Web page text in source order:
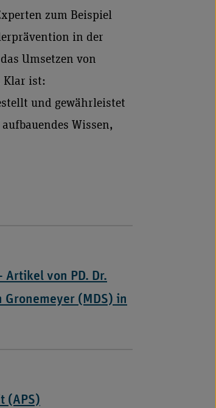
zum Beispiel
in der
Umsetzen von
Klar ist:
und gewährleistet
Wissen,
Artikel von PD. Dr.
Gronemeyer (MDS) in
(APS)